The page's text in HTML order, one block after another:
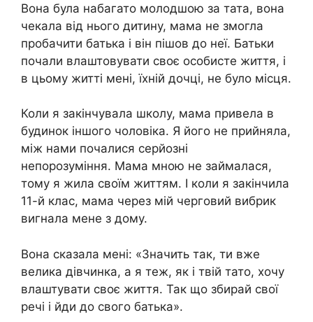
Вона була набагато молодшою за тата, вона
чекала від нього дитину, мама не змогла
пробачити батька і він пішов до неї. Батьки
почали влаштовувати своє особисте життя, і
в цьому житті мені, їхній дочці, не було місця.
Коли я закінчувала школу, мама привела в
будинок іншого чоловіка. Я його не прийняла,
між нами почалися серйозні
непорозуміння. Мама мною не займалася,
тому я жила своїм життям. І коли я закінчила
11-й клас, мама через мій черговий вибрик
вигнала мене з дому.
Вона сказала мені: «Значить так, ти вже
велика дівчинка, а я теж, як і твій тато, хочу
влаштувати своє життя. Так що збирай свої
речі і йди до свого батька».